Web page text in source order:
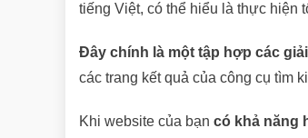
tiếng Việt, có thể hiểu là thực hiện
Đây chính là một tập hợp các
các trang kết quả của công cụ tìm
Khi website của bạn có khả năng